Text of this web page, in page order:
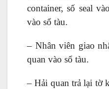
container, số seal
vào sổ tàu.
– Nhân viên giao
quan vào sổ tàu.
– Hải quan trả lại tờ